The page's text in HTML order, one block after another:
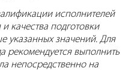
исполнителей
качества подготовки
указанных значений. Для
рекомендуется выполнить
непосредственно на